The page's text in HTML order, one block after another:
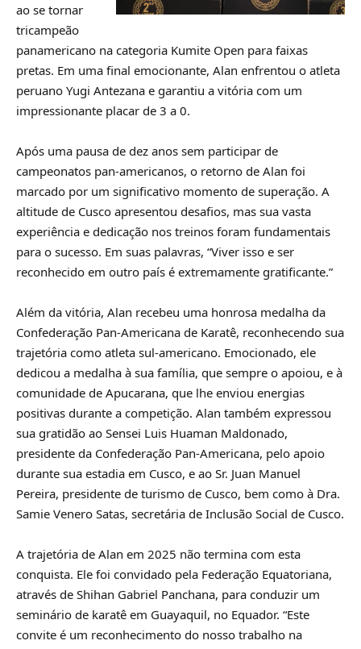
ao se tornar
tricampeão
panamericano na categoria Kumite Open para faixas
pretas. Em uma final emocionante, Alan enfrentou o atleta
peruano Yugi Antezana e garantiu a vitória com um
impressionante placar de 3 a 0.
Após uma pausa de dez anos sem participar de
campeonatos pan-americanos, o retorno de Alan foi
marcado por um significativo momento de superação. A
altitude de Cusco apresentou desafios, mas sua vasta
experiência e dedicação nos treinos foram fundamentais
para o sucesso. Em suas palavras, “Viver isso e ser
reconhecido em outro país é extremamente gratificante.”
Além da vitória, Alan recebeu uma honrosa medalha da
Confederação Pan-Americana de Karatê, reconhecendo sua
trajetória como atleta sul-americano. Emocionado, ele
dedicou a medalha à sua família, que sempre o apoiou, e à
comunidade de Apucarana, que lhe enviou energias
positivas durante a competição. Alan também expressou
sua gratidão ao Sensei Luis Huaman Maldonado,
presidente da Confederação Pan-Americana, pelo apoio
durante sua estadia em Cusco, e ao Sr. Juan Manuel
Pereira, presidente de turismo de Cusco, bem como à Dra.
Samie Venero Satas, secretária de Inclusão Social de Cusco.
A trajetória de Alan em 2025 não termina com esta
conquista. Ele foi convidado pela Federação Equatoriana,
através de Shihan Gabriel Panchana, para conduzir um
seminário de karatê em Guayaquil, no Equador. “Este
convite é um reconhecimento do nosso trabalho na